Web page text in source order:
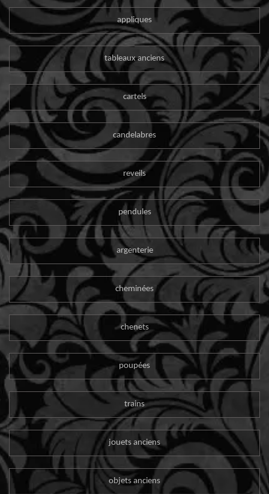
appliques
tableaux anciens
cartels
candelabres
reveils
pendules
argenterie
cheminées
chenets
poupées
trains
jouets anciens
objets anciens